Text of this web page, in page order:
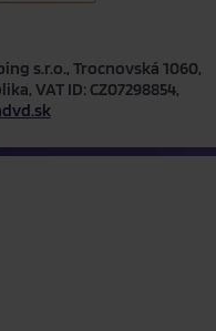
s.r.o., Trocnovská 1060,
VAT ID: CZ07298854,